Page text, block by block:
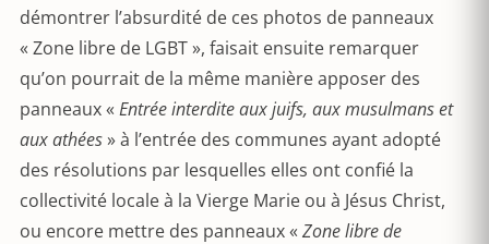
démontrer l’absurdité de ces photos de panneaux
« Zone libre de LGBT », faisait ensuite remarquer
qu’on pourrait de la même manière apposer des
panneaux « Entrée interdite aux juifs, aux musulmans et
aux athées» à l’entrée des communes ayant adopté
des résolutions par lesquelles elles ont confié la
collectivité locale à la Vierge Marie ou à Jésus Christ,
ou encore mettre des panneaux « Zone libre de